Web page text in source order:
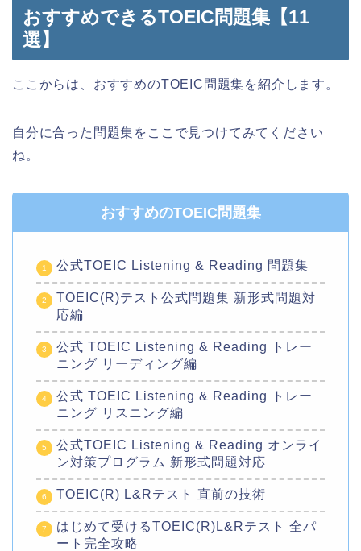
おすすめできるTOEIC問題集【11
選】
ここからは、おすすめのTOEIC問題集を紹介します。
自分に合った問題集をここで見つけてみてください
ね。
おすすめのTOEIC問題集
公式TOEIC Listening & Reading 問題集
TOEIC(R)テスト公式問題集 新形式問題対
応編
公式 TOEIC Listening & Reading トレー
ニング リーディング編
公式 TOEIC Listening & Reading トレー
ニング リスニング編
公式TOEIC Listening & Reading オンライ
ン対策プログラム 新形式問題対応
TOEIC(R) L&Rテスト 直前の技術
はじめて受けるTOEIC(R)L&Rテスト 全パ
ート完全攻略